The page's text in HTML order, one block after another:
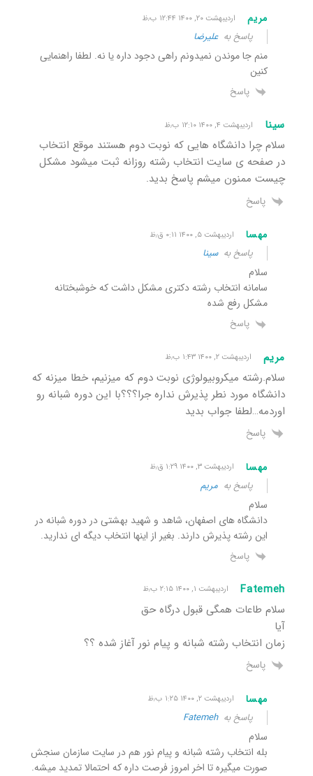
مریم اردیبهشت ۲۰, ۱۴۰۰ ۱۲:۴۴ ب٫ظ
پاسخ بهعلیرضا
منم جا موندن نمیدونم راهی دجود داره یا نه. لطفا راهنمایی
کنین
پاسخ
سینا اردیبهشت ۴, ۱۴۰۰ ۱۲:۱۰ ب٫ظ
سلام چرا دانشگاه هایی که نوبت دوم هستند موقع انتخاب
در صفحه ی سایت انتخاب رشته روزانه ثبت میشود مشکل
چیست ممنون میشم پاسخ بدید.
پاسخ
مهسا اردیبهشت ۵, ۱۴۰۰ ۰:۱۱ ق٫ظ
پاسخ بهسینا
سلام
سامانه انتخاب رشته دکتری مشکل داشت که خوشبختانه
مشکل رفع شده
پاسخ
مریم اردیبهشت ۲, ۱۴۰۰ ۱:۴۳ ب٫ظ
سلام.رشته میکروبیولوژی نوبت دوم که میزنیم، خطا میزنه که
دانشگاه مورد نطر پذیرش نداره جرا؟؟؟با این دوره شبانه رو
اوردمه…لطفا جواب بدید
پاسخ
مهسا اردیبهشت ۳, ۱۴۰۰ ۱:۲۹ ق٫ظ
پاسخ به مریم
سلام
دانشگاه های اصفهان، شاهد و شهید بهشتی در دوره شبانه در
این رشته پذیرش دارند. بغیر از اینها انتخاب دیگه ای ندارید.
پاسخ
Fatemeh اردیبهشت ۱, ۱۴۰۰ ۲:۱۵ ب٫ظ
سلام طاعات همگی قبول درگاه حق
آیا
زمان انتخاب رشته شبانه و پیام نور آغاز شده ؟؟
پاسخ
مهسا اردیبهشت ۲, ۱۴۰۰ ۱:۲۵ ب٫ظ
پاسخ بهFatemeh
سلام
بله انتخاب رشته شبانه و پیام نور هم در سایت سازمان سنجش
صورت میگیره تا اخر امروز فرصت داره که احتمالا تمدید میشه.